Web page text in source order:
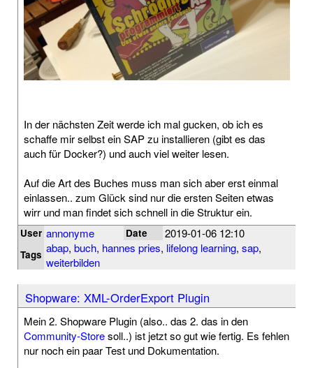
In der nächsten Zeit werde ich mal gucken, ob ich es
schaffe mir selbst ein SAP zu installieren (gibt es das
auch für Docker?) und auch viel weiter lesen.
Auf die Art des Buches muss man sich aber erst einmal
einlassen.. zum Glück sind nur die ersten Seiten etwas
wirr und man findet sich schnell in die Struktur ein.
User annonyme Date 2019-01-06 12:10
Tags abap, buch, hannes pries, lifelong learning, sap,
weiterbilden
Shopware: XML-OrderExport Plugin
Mein 2. Shopware Plugin (also.. das 2. das in den
Community-Storesoll..) ist jetzt so gut wie fertig. Es fehlen
nur noch ein paar Test und Dokumentation.